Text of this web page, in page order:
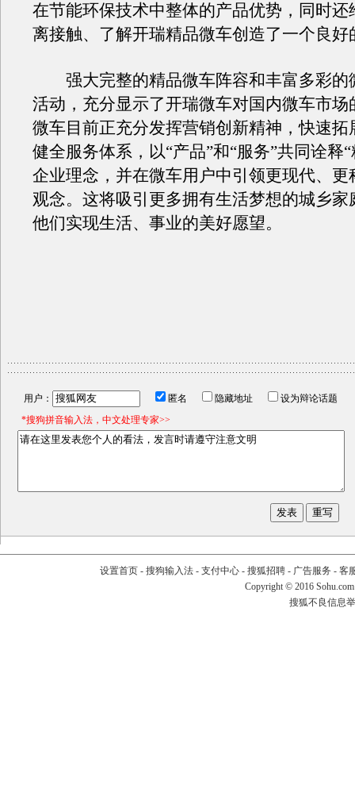
在节能环保技术中整体的产品优势，同时还
离接触、了解开瑞精品微车创造了一个良好
强大完整的精品微车阵容和丰富多彩的
活动，充分显示了开瑞微车对国内微车市场
微车目前正充分发挥营销创新精神，快速拓
健全服务体系，以“产品”和“服务”共同诠释
企业理念，并在微车用户中引领更现代、更
观念。这将吸引更多拥有生活梦想的城乡家
他们实现生活、事业的美好愿望。
用户： 匿名 隐藏地址
设为辩论话题
*搜狗拼音输入法，中文处理专家>>
设置首页- 搜狗输入法- 支付中心- 搜狐招聘- 广告服务 - 客
Copyright © 2016
搜狐不良信息